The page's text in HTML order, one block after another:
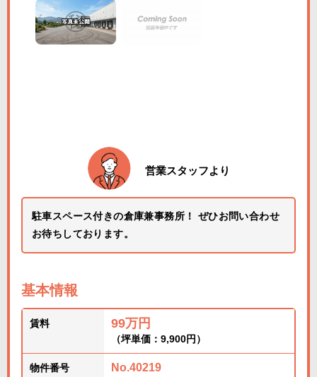
営業スタッフより
駐車スペース付きの倉庫兼事務所！ ぜひお問い合わせ
お待ちしております。
基本情報
賃料 99万円
（坪単価：9,900円）
物件番号 No.40219